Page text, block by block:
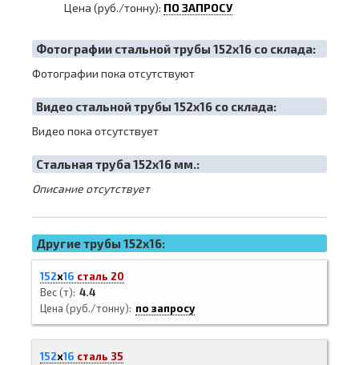
Цена (руб./тонну): ПО ЗАПРОСУ
Фотографии стальной трубы 152х16 со склада:
Фотографии пока отсутствуют
Видео стальной трубы 152х16 со склада:
Видео пока отсутствует
Cтальная труба 152х16 мм.:
Описание отсутствует
Другие трубы 152x16:
152х16 сталь 20
Вес (т) 4.4
Цена (руб./тонну)
по запросу
152х16 сталь 35